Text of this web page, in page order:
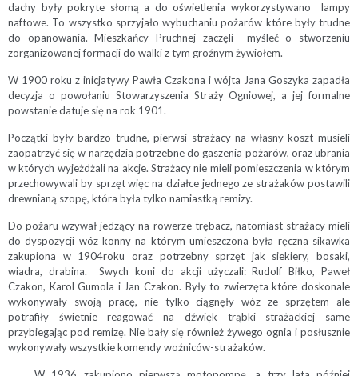
dachy były pokryte słomą a do oświetlenia wykorzystywano lampy
naftowe. To wszystko sprzyjało wybuchaniu pożarów które były trudne
do opanowania. Mieszkańcy Pruchnej zaczęli myśleć o stworzeniu
zorganizowanej formacji do walki z tym groźnym żywiołem.
W 1900 roku z inicjatywy Pawła Czakona i wójta Jana Goszyka zapadła
decyzja o powołaniu Stowarzyszenia Straży Ogniowej, a jej formalne
powstanie datuje się na rok 1901.
Początki były bardzo trudne, pierwsi strażacy na własny koszt musieli
zaopatrzyć się w narzędzia potrzebne do gaszenia pożarów, oraz ubrania
w których wyjeżdżali na akcje. Strażacy nie mieli pomieszczenia w którym
przechowywali by sprzęt więc na działce jednego ze strażaków postawili
drewnianą szopę, która była tylko namiastką remizy.
Do pożaru wzywał jedzący na rowerze trębacz, natomiast strażacy mieli
do dyspozycji wóz konny na którym umieszczona była ręczna sikawka
zakupiona w 1904roku oraz potrzebny sprzęt jak siekiery, bosaki,
wiadra, drabina. Swych koni do akcji użyczali: Rudolf Biłko, Paweł
Czakon, Karol Gumola i Jan Czakon. Były to zwierzęta które doskonale
wykonywały swoją pracę, nie tylko ciągnęły wóz ze sprzętem ale
potrafiły świetnie reagować na dźwięk trąbki strażackiej same
przybiegając pod remizę. Nie bały się również żywego ognia i posłusznie
wykonywały wszystkie komendy woźniców-strażaków.